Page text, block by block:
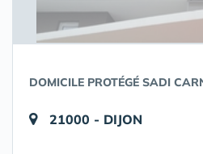
DOMICILE PROTÉGÉ SADI
21000 - DIJON